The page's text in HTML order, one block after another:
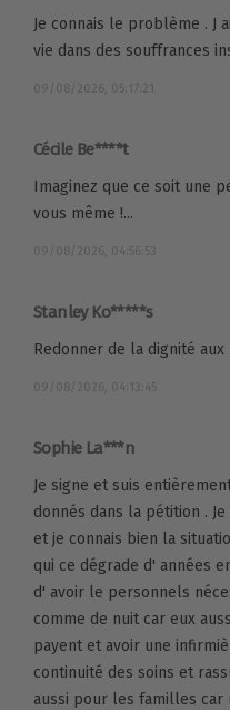
Je connais le problème . J
vie dans des souffrances
09/08/2026, 05:17:21
Cécile Be****t
Imaginez que ce soit une
vous même !...
09/08/2026, 04:56:53
Stanley Ko*****s
Redonner de la dignité
09/08/2026, 04:13:45
Sophie La***n
Je signe et suis
donnés dans la pétition .
et je connais bien la
qui ce dégrade d' années
d' avoir le personnels
comme de nuit car eux
payent et avoir une
continuité des soins et
aussi pour les familles car